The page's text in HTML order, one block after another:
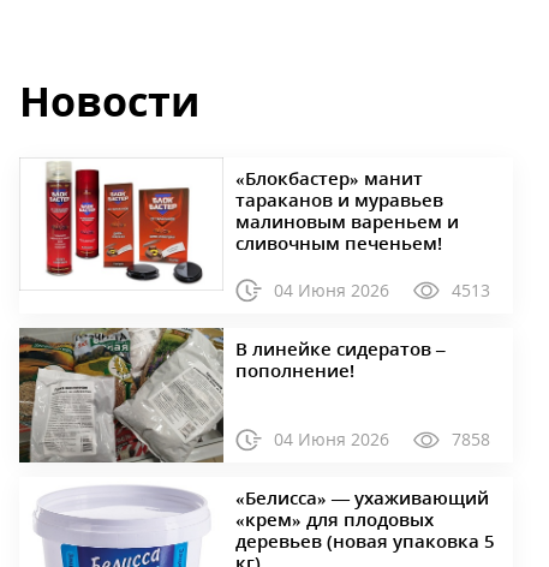
Новости
«Блокбастер» манит
тараканов и муравьев
малиновым вареньем и
сливочным печеньем!
04 Июня 2026 4513
В линейке сидератов –
пополнение!
04 Июня 2026 7858
«Белисса» — ухаживающий
«крем» для плодовых
деревьев (новая упаковка 5